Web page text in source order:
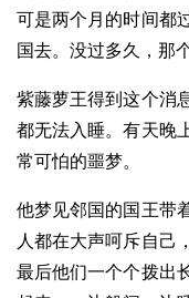
可是两个月的时间都
国去。没过多久，那
紫藤萝王得到这个消
都无法入睡。有天晚
常可怕的噩梦。
他梦见邻国的国王带
人都在大声呵斥自己
最后他们一个个拨出